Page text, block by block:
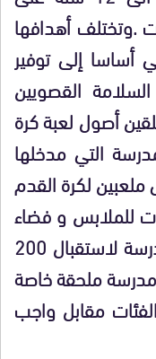
تبلغ 03 هكتارات .وتختلف أهدافها
أساسا إلى توفير
القصويين
أصول لعبة كرة
التي مدخلها
لكرة القدم
و 08 مستودعات للملابس و فضاء
للاستقبال و مقهى و تتسع المدرسة لاستقبال 200
ملحقة خاصة
مقابل واجب